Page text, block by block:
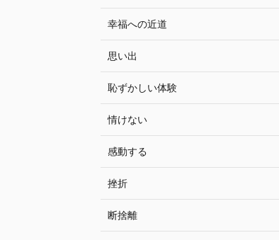
幸福への近道
思い出
恥ずかしい体験
情けない
感動する
挫折
断捨離